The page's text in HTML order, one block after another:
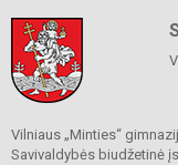
Vilniaus „Minties“
Savivaldybės biudžetinė